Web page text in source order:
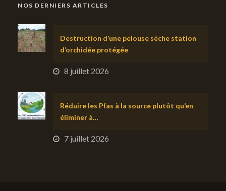
NOS DERNIERS ARTICLES
Destruction d’une pelouse sèche station
d’orchidée protégée
8 juillet 2026
Réduire les Pfas à la source plutôt qu’en
éliminer à…
7 juillet 2026